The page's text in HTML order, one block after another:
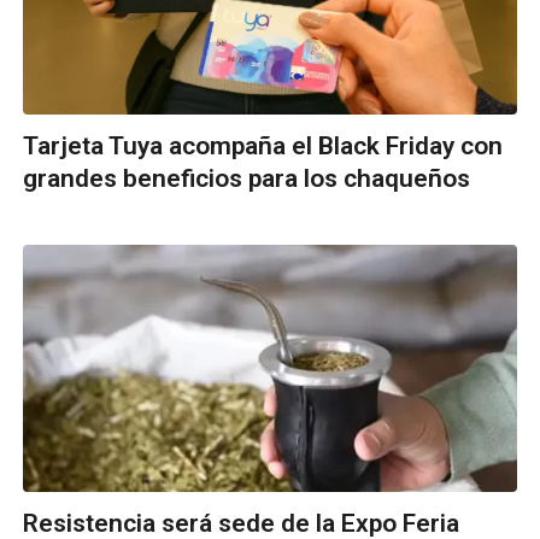
Tarjeta Tuya acompaña el Black Friday con
grandes beneficios para los chaqueños
Resistencia será sede de la Expo Feria